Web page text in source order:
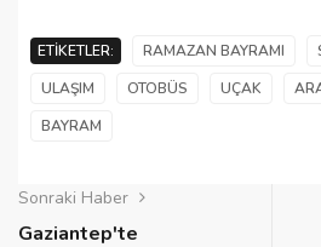
ETIKETLER: RAMAZAN BAYRAMI
ULAŞIM
OTOBÜS UÇAK
BAYRAM
Sonraki Haber
Gaziantep'te